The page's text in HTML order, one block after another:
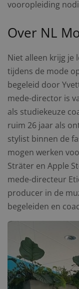
vooropleiding
Over NL
Niet alleen krijg je
tijdens de mode
begeleid door
mede-director is
als studiekeuze
ruim 26 jaar als
stylist binnen de
mogen werken
Sträter en Apple
mede-directeur
producer in de
begeleiden en